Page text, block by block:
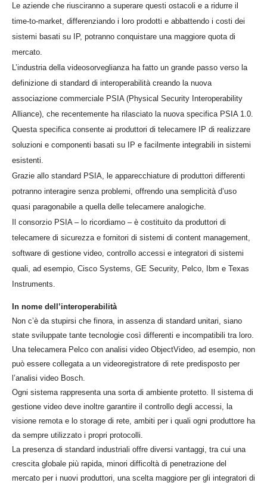
Le aziende che riusciranno a superare questi ostacoli e a ridurre il
time-to-market, differenziando i loro prodotti e abbattendo i costi dei
sistemi basati su IP, potranno conquistare una maggiore quota di
mercato.
L’industria della videosorveglianza ha fatto un grande passo verso la
definizione di standard di interoperabilità creando la nuova
associazione commerciale PSIA (Physical Security Interoperability
Alliance), che recentemente ha rilasciato la nuova specifica PSIA 1.0.
Questa specifica consente ai produttori di telecamere IP di realizzare
soluzioni e componenti basati su IP e facilmente integrabili in sistemi
esistenti.
Grazie allo standard PSIA, le apparecchiature di produttori differenti
potranno interagire senza problemi, offrendo una semplicità d’uso
quasi paragonabile a quella delle telecamere analogiche.
Il consorzio PSIA – lo ricordiamo – è costituito da produttori di
telecamere di sicurezza e fornitori di sistemi di content management,
software di gestione video, controllo accessi e integratori di sistemi
quali, ad esempio, Cisco Systems, GE Security, Pelco, Ibm e Texas
Instruments.
In nome dell’interoperabilità
Non c’è da stupirsi che finora, in assenza di standard unitari, siano
state sviluppate tante tecnologie così differenti e incompatibili tra loro.
Una telecamera Pelco con analisi video ObjectVideo, ad esempio, non
può essere collegata a un videoregistratore di rete predisposto per
l’analisi video Bosch.
Ogni sistema rappresenta una sorta di ambiente protetto. Il sistema di
gestione video deve inoltre garantire il controllo degli accessi, la
visione remota e lo storage di rete, ambiti per i quali ogni produttore ha
da sempre utilizzato i propri protocolli.
La presenza di standard industriali offre diversi vantaggi, tra cui una
crescita globale più rapida, minori difficoltà di penetrazione del
mercato per i nuovi produttori, una scelta maggiore per gli integratori di